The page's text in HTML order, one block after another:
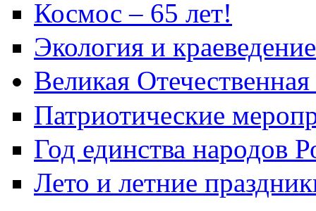
Космос – 65 лет!
Экология и краеведение
Великая
Патриотические
Год единства народов
Лето и летние